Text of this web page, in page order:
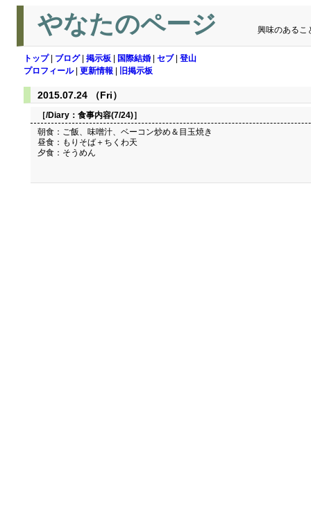
やなたのページ 興味のあるこ
トップ| ブログ| 掲示板 国際結婚 セブ| 登山
プロフィール| 更新情報 旧掲示板
2015.07.24 （Fri）
［/Diary： 食事内容(7/24)］
朝食：ご飯、味噌汁、ベーコン炒め＆目玉焼き
昼食：もりそば＋ちくわ天
夕食：そうめん